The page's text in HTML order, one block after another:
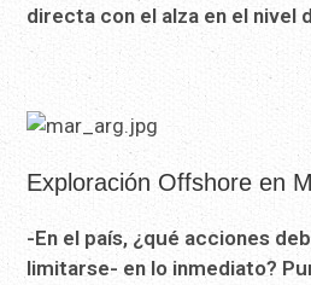
directa con el alza en el nivel
Exploración Offshore en
-En el país, ¿qué acciones
limitarse- en lo inmediato?